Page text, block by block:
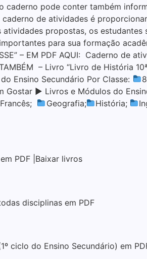
caderno pode conter também
de atividades é
propostas, os estudantes
para sua formação
– EM PDF AQUI: Caderno de
– Livro “Livro de História
Ensino Secundário Por Classe:
Gostar ▶ Livros e Módulos do
Francês; Geografia; História;
PDF |Baixar livros
disciplinas em PDF
ciclo do Ensino Secundário) em